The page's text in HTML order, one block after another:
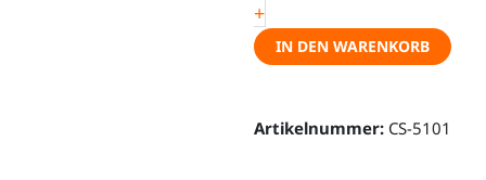
Windschutzscheibe
-
Ford
/
+
IN DEN WARENKORB
Artikelnummer: CS-5101